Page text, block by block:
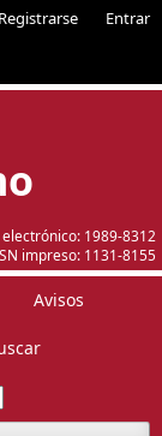
Registrarse Entrar
electrónico: 1989-8312
impreso: 1131-8155
Avisos